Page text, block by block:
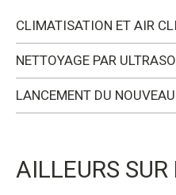
CLIMATISATION ET AIR
NETTOYAGE PAR
LANCEMENT DU
AILLEURS SUR